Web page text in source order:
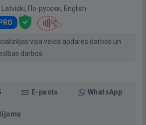
Latviski, По-русски, English
visa veida apdares darbos un
darbos.
E-pasts WhatsApp